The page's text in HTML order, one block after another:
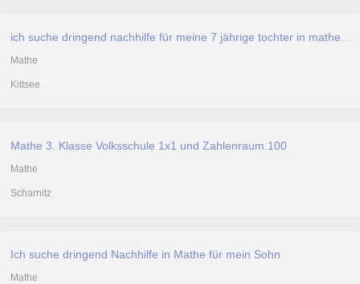
Mathe
Kittsee
Mathe 3. Klasse Volksschule 1x1 und Zahlenraum.100
Mathe
Scharnitz
Ich suche dringend Nachhilfe in Mathe für mein Sohn
Mathe